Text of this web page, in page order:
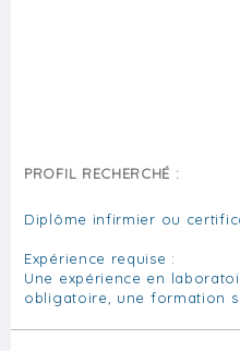
PROFIL RECHERCHÉ :
Diplôme infirmier ou
Expérience requise :
Une expérience en
obligatoire, une formation